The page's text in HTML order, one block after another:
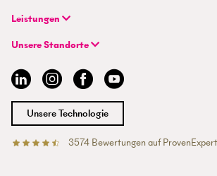
info@betterhomes.ch
FAQ | Immobilienmakler/-in werden
Unternehmen
Hybrides Maklermodell
BETTERHOMES-Erfahrungen
Jobs
Standorte
Presse
Leistungen
Immobilie suchen
Immobilie bewerten
Immobilien-Ratgeber
Immobilienmakler/-in werden
Unsere Standorte
Basel
Chur
Lausanne
Luzern
Unsere Technologie
3574Bewertungen auf